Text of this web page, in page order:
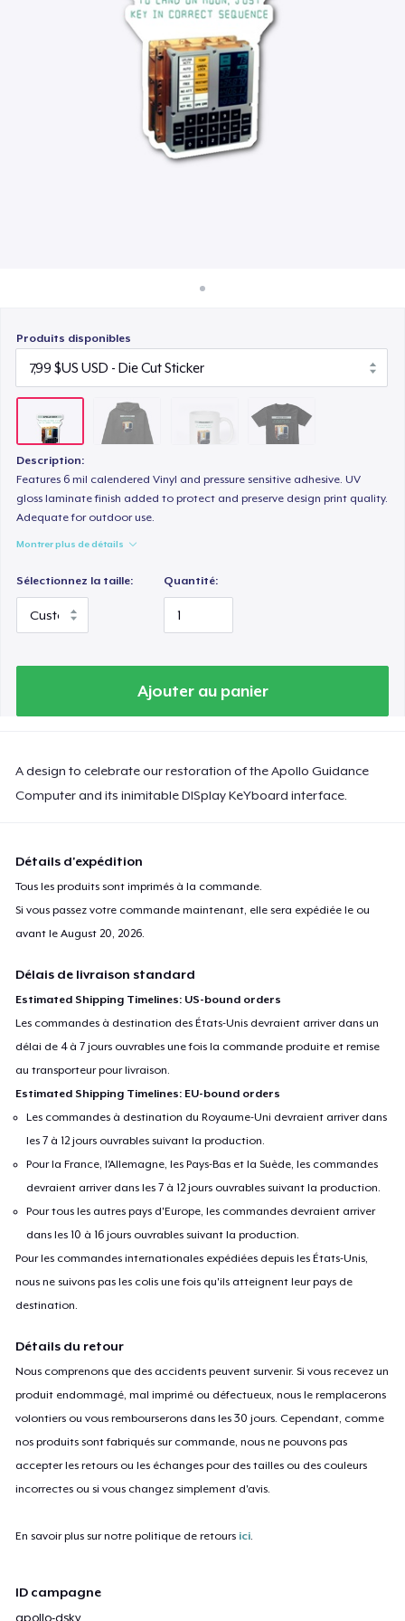
Vendez partout
Vendre n'importe quoi
Produits disponibles
Description:
Features 6 mil calendered Vinyl and pressure sensitive adhesive. UV
gloss laminate finish added to protect and preserve design print quality.
Adequate for outdoor use.
Montrer plus de détails
Sélectionnez la taille: Quantité:
Ajouter au panier
A design to celebrate our restoration of the Apollo Guidance
Computer and its inimitable DISplay KeYboard interface.
Détails d'expédition
Tous les produits sont imprimés à la commande.
Si vous passez votre commande maintenant, elle sera expédiée le ou
avant leAugust 20, 2026.
Délais de livraison standard
Estimated Shipping Timelines: US-bound orders
Les commandes à destination des États-Unis devraient arriver dans un
délai de 4 à 7 jours ouvrables une fois la commande produite et remise
au transporteur pour livraison.
Estimated Shipping Timelines: EU-bound orders
Les commandes à destination du Royaume-Uni devraient arriver dans
les 7 à 12 jours ouvrables suivant la production.
Pour la France, l'Allemagne, les Pays-Bas et la Suède, les commandes
devraient arriver dans les 7 à 12 jours ouvrables suivant la production.
Pour tous les autres pays d'Europe, les commandes devraient arriver
dans les 10 à 16 jours ouvrables suivant la production.
Pour les commandes internationales expédiées depuis les États-Unis,
nous ne suivons pas les colis une fois qu'ils atteignent leur pays de
destination.
Détails du retour
Nous comprenons que des accidents peuvent survenir. Si vous recevez un
produit endommagé, mal imprimé ou défectueux, nous le remplacerons
volontiers ou vous rembourserons dans les 30 jours. Cependant, comme
nos produits sont fabriqués sur commande, nous ne pouvons pas
accepter les retours ou les échanges pour des tailles ou des couleurs
incorrectes ou si vous changez simplement d'avis.
En savoir plus sur notre politique de retours ici.
ID campagne
apollo-dsky
16,99 $US
28,00 $US